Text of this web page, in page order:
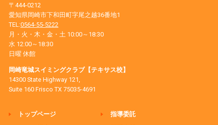
〒444-0212
愛知県岡崎市下和田町字尾之越36番地1
TEL:0564-55-5222
月・火・木・金・土 10:00～18:30
水 12:00～18:30
日曜 休館
岡崎竜城スイミングクラブ【テキサス校】
14300 State Highway 121,
Suite 160 Frisco TX 75035-4691
トップページ 指導委託